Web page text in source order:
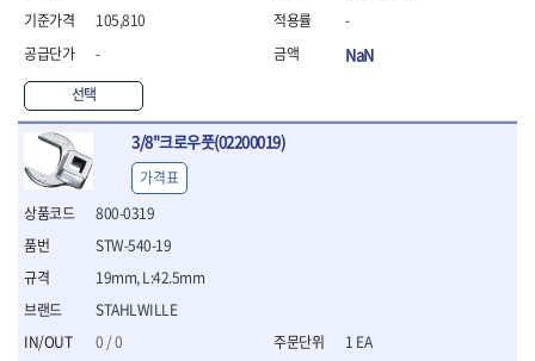
- 절연별비트소켓
- 절연렌치
- 절연토크렌치
- 절연콤비네이션렌치
- 절연링렌치
- 절연플라이어
- 절연전공칼
- 절연안전모
- 절연매트
- 방폭라쳇핸들
- 방폭콤비네이션렌치
105,810
-
선택
-
NaN
3/8"크로우풋(02200019)
800-0319
STAHLWILLE
0 / 0
STW-540-19
19mm, L:42.5mm
가격표
1 EA